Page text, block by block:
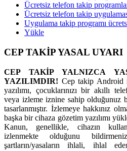
Ücretsiz telefon takip
Ücretsiz telefon takip
Uygulama takip programı
Yükle
CEP TAKİP YASAL UYARI
CEP TAKİP YALNIZCA
YAZILIMDIR! Cep takip Android
yazılımı, çocuklarınızı bir akıllı
veya izleme iznine sahip olduğunuz
tasarlanmıştır. İzlemeye hakkınız
başka bir cihaza gözetim yazılımı
Kanun, genellikle, cihazın
izlenmekte olduğunu
şartların/yasaların ihlali, ihlal